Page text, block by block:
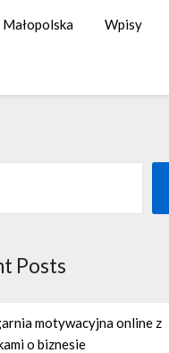
Małopolska Wpisy
Posts
motywacyjna online z
o biznesie